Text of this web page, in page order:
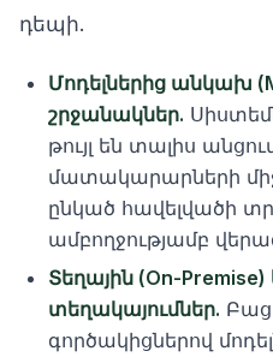
դեպի.
Մոդելներից անկախ
շրջանակներ.
թույլ են տալիս
մատակարարների
ընկած հավելվածի
ամբողջությամբ
Տեղային (On-
տեղակայումներ. Բաց
գործակիցներով